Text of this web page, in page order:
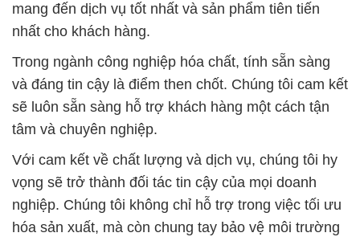
mang đến dịch vụ tốt nhất và sản phẩm tiên tiến
nhất cho khách hàng.
Trong ngành công nghiệp hóa chất, tính sẵn sàng
và đáng tin cậy là điểm then chốt. Chúng tôi cam kết
sẽ luôn sẵn sàng hỗ trợ khách hàng một cách tận
tâm và chuyên nghiệp.
Với cam kết về chất lượng và dịch vụ, chúng tôi hy
vọng sẽ trở thành đối tác tin cậy của mọi doanh
nghiệp. Chúng tôi không chỉ hỗ trợ trong việc tối ưu
hóa sản xuất, mà còn chung tay bảo vệ môi trường